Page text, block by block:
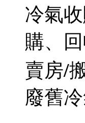
冷氣
購、
賣房/
廢舊冷